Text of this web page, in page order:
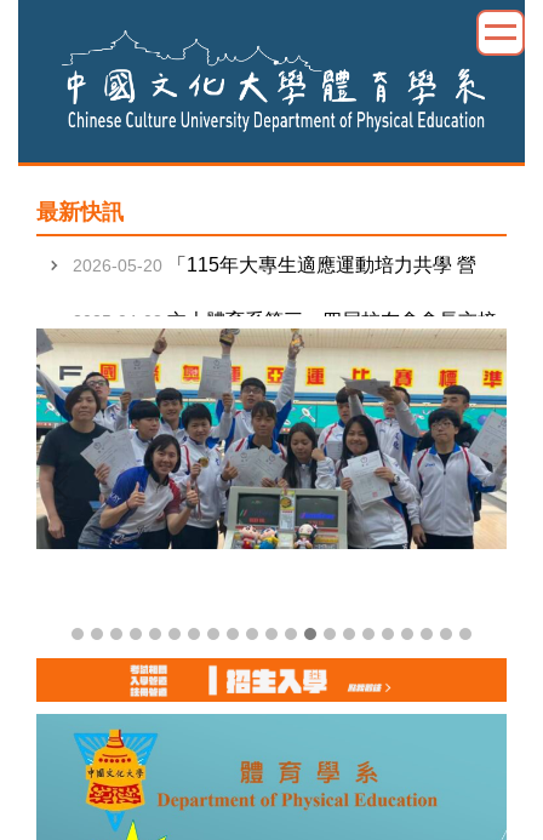
容
最新快訊
2026-05-20115年大專生適應運動培力共學營活動
簡章
「115年大專生適應運動培力共學 營
文大體育系第三、四屆校友會會長交接